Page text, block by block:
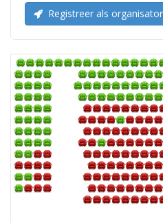
Registreer als organisator